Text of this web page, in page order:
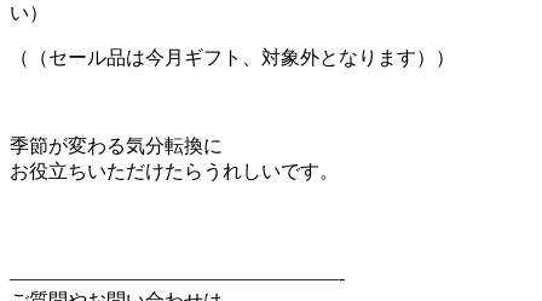
い）
（（セール品は今月ギフト、対象外となります））
季節が変わる気分転換に
お役立ちいただけたらうれしいです。
—————————————————-